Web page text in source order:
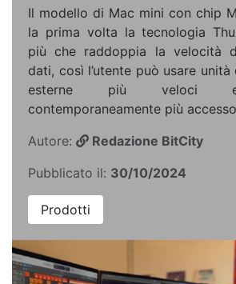
Il modello di Mac mini con chip
la prima volta la tecnologia
più che raddoppia la velocità
dati, così l’utente può usare
esterne più veloci e
contemporaneamente più
Autore:
Redazione BitCity
Pubblicato il: 30/10/2024
Prodotti